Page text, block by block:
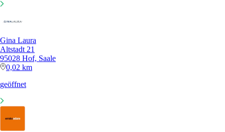
Gina Laura
Altstadt 21
95028 Hof, Saale
0,02 km
geöffnet